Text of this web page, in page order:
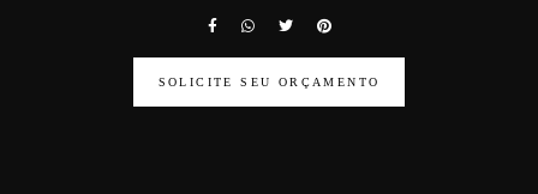
SOLICITE SEU ORÇAMENTO